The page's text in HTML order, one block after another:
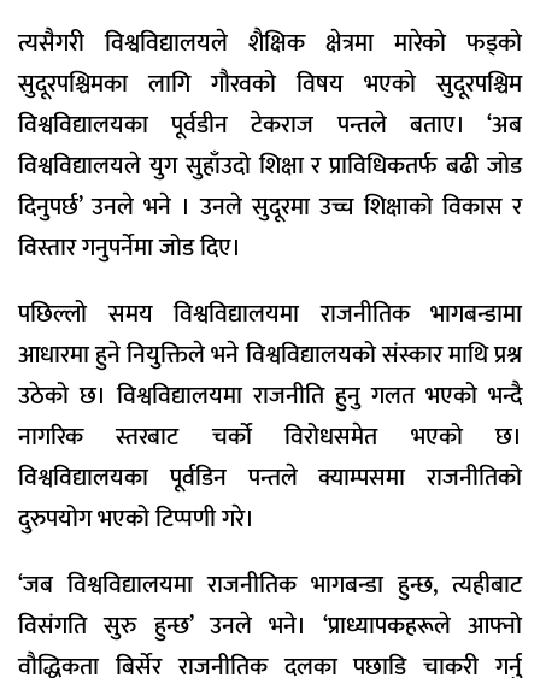
त्यसैगरी विश्वविद्यालयले शैक्षिक क्षेत्रमा मारेको फड्को
सुदूरपश्चिमका लागि गौरवको विषय भएको सुदूरपश्चिम
विश्वविद्यालयका पूर्वडीन टेकराज पन्तले बताए। ‘अब
विश्वविद्यालयले युग सुहाँउदो शिक्षा र प्राविधिकतर्फ बढी जोड
दिनुपर्छ’ उनले भने । उनले सुदूरमा उच्च शिक्षाको विकास र
विस्तार गनुपर्नेमा जोड दिए।
पछिल्लो समय विश्वविद्यालयमा राजनीतिक भागबन्डामा
आधारमा हुने नियुक्तिले भने विश्वविद्यालयको संस्कार माथि प्रश्न
उठेको छ। विश्वविद्यालयमा राजनीति हुनु गलत भएको भन्दै
नागरिक स्तरबाट चर्को विरोधसमेत भएको छ।
विश्वविद्यालयका पूर्वडिन पन्तले क्याम्पसमा राजनीतिको
दुरुपयोग भएको टिप्पणी गरे।
‘जब विश्वविद्यालयमा राजनीतिक भागबन्डा हुन्छ, त्यहीबाट
विसंगति सुरु हुन्छ’ उनले भने। ‘प्राध्यापकहरूले आफ्नो
वौद्धिकता बिर्सेर राजनीतिक दलका पछाडि चाकरी गर्नु